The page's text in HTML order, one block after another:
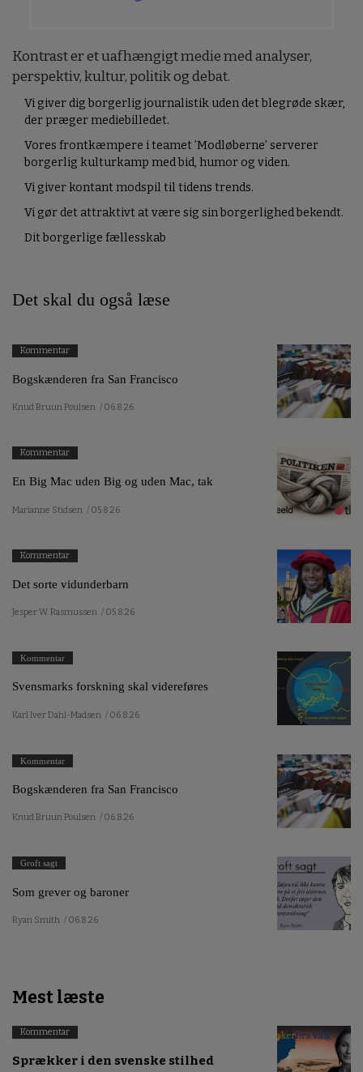
Kontrast er et uafhængigt medie med analyser,
perspektiv, kultur, politik og debat.
Vi giver dig borgerlig journalistik uden det blegrøde skær,
der præger mediebilledet.
Vores frontkæmpere i teamet ’Modløberne’ serverer
borgerlig kulturkamp med bid, humor og viden.
Vi giver kontant modspil til tidens trends.
Vi gør det attraktivt at være sig sin borgerlighed bekendt.
Dit borgerlige fællesskab
Det skal du også læse
Kommentar
Bogskænderen fra San Francisco
Knud Bruun Poulsen / 06.8.26
Kommentar
En Big Mac uden Big og uden Mac, tak
Marianne Stidsen / 05.8.26
Kommentar
Det sorte vidunderbarn
Jesper W. Rasmussen / 05.8.26
Kommentar
Svensmarks forskning skal videreføres
Karl Iver Dahl-Madsen / 06.8.26
Kommentar
Bogskænderen fra San Francisco
Knud Bruun Poulsen / 06.8.26
Groft sagt
Som grever og baroner
Ryan Smith / 06.8.26
Mest læste
Kommentar
Sprækker i den svenske stilhed